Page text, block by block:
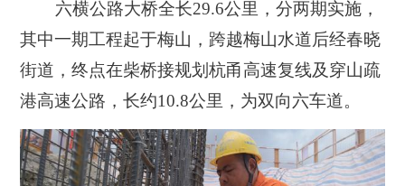
六横公路大桥全长29.6公里，分两期实施，
其中一期工程起于梅山，跨越梅山水道后经春晓
街道，终点在柴桥接规划杭甬高速复线及穿山疏
港高速公路，长约10.8公里，为双向六车道。